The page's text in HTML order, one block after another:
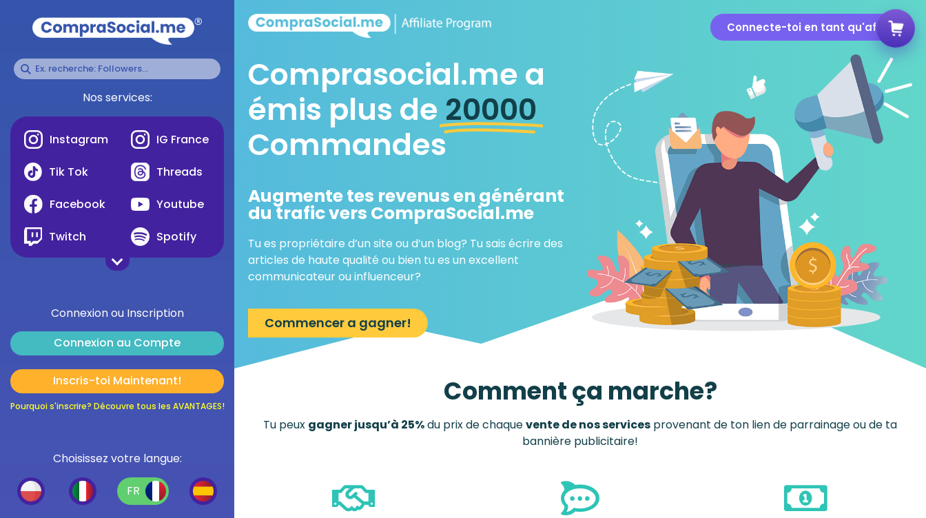
Nos services:
Instagram IG France
Tik Tok Threads
Facebook Youtube
Twitch Spotify
Connexion ou Inscription
Connexion au Compte
Inscris-toi Maintenant!
Pourquoi s'inscrire? Découvre tous les AVANTAGES!
Choisissez votre langue:
FR
Comprasocial.me a
émis plus de 20000
Commandes
Augmente tes revenus en générant
du trafic vers CompraSocial.me
Tu es propriétaire d’un site ou d’un blog? Tu sais écrire des
articles de haute qualité ou bien tu es un excellent
communicateur ou influenceur?
Commencer a gagner!
Connecte-toi en tant qu'affilié
Comment ça marche?
Tu peux gagner jusqu’à 25%du prix de chaquevente de nos services provenant de ton lien de parrainage ou de ta
bannière publicitaire!